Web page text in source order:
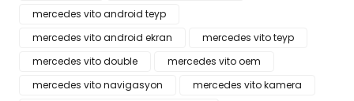
Ürün bilgilerinde hatalar bulunuyor.
Ürün fiyatı diğer sitelerden daha pahalı.
Bu ürüne benzer farklı alternatifler olmalı.
mercedes vito android teyp
mercedes vito android ekran
mercedes vito teyp
mercedes vito double
mercedes vito oem
mercedes vito navigasyon
mercedes vito kamera